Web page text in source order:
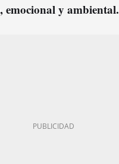
emocional y ambiental.